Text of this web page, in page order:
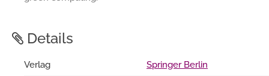
Details
Verlag
Springer Berlin